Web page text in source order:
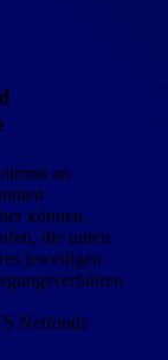
an
können,
die unten
jeweiligen
Netfonds